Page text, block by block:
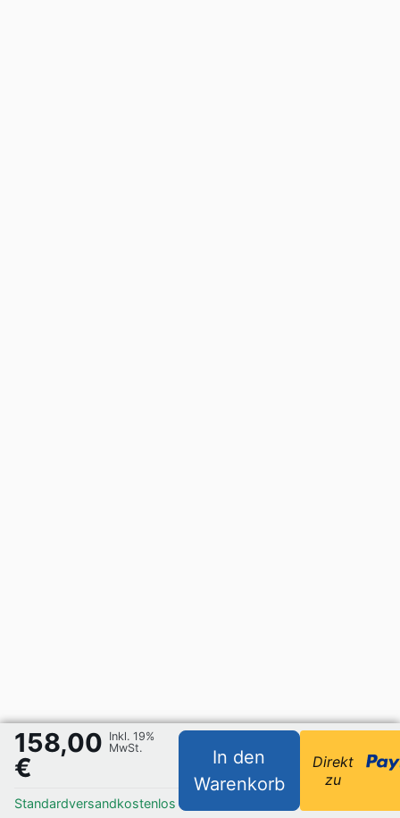
158,00
€
Inkl. 19%
MwSt.
Standardversandkostenlos
In den
Warenkorb
Direkt
zu